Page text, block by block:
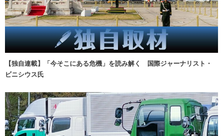
【独自連載】「今そこにある危機」を読み解く 国際ジャーナリスト・
ビニシウス氏